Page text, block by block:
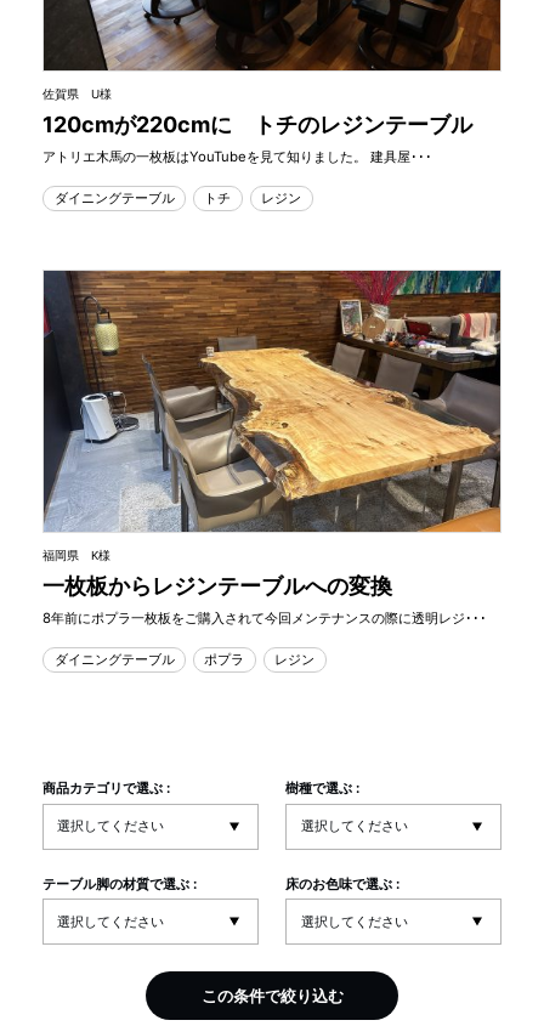
佐賀県 U様
120cmが220cmに トチのレジンテーブル
アトリエ木馬の一枚板はYouTubeを見て知りました。 建具屋･･･
ダイニングテーブル トチ レジン
福岡県 K様
一枚板からレジンテーブルへの変換
8年前にポプラ一枚板をご購入されて今回メンテナンスの際に透明レジ･･･
ダイニングテーブル ポプラ レジン
商品カテゴリで選ぶ : 樹種で選ぶ :
テーブル脚の材質で選ぶ : 床のお色味で選ぶ :
この条件で絞り込む